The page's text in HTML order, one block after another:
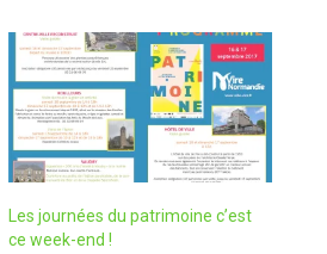
Les journées du patrimoine c’est
ce week-end !